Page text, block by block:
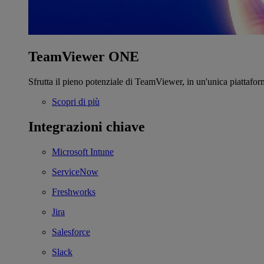
TeamViewer ONE
Sfrutta il pieno potenziale di TeamViewer, in un'unica
Scopri di più
Integrazioni chiave
Microsoft Intune
ServiceNow
Freshworks
Jira
Salesforce
Slack